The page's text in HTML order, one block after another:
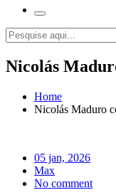
Nicolás
Home
Nicolás Maduro
05 jan, 2026
Max
No comment